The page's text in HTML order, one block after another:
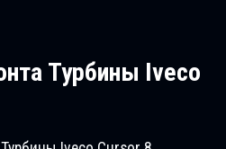
Турбины Iveco